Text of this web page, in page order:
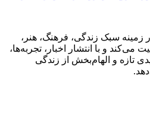
ایران» از سال ۱۳۹۵ در زمینه سبک زندگی، فرهنگ، هنر،
می‌کند و با انتشار اخبار، تجربه‌ها،
تازه و الهام‌بخش از زندگی